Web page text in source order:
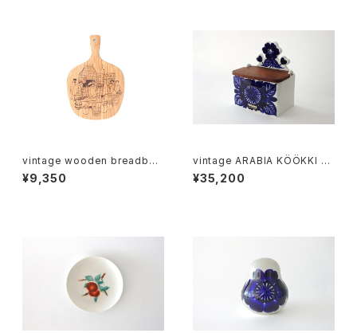
vintage wooden breadboa
rd / ヴィンテージ 木製ブレッド
ボード
¥9,350
vintage ARABIA KÖÖKKI sa
lt box cobalt / ヴィンテージ
アラビア ソルトボックス コバルト
¥35,200